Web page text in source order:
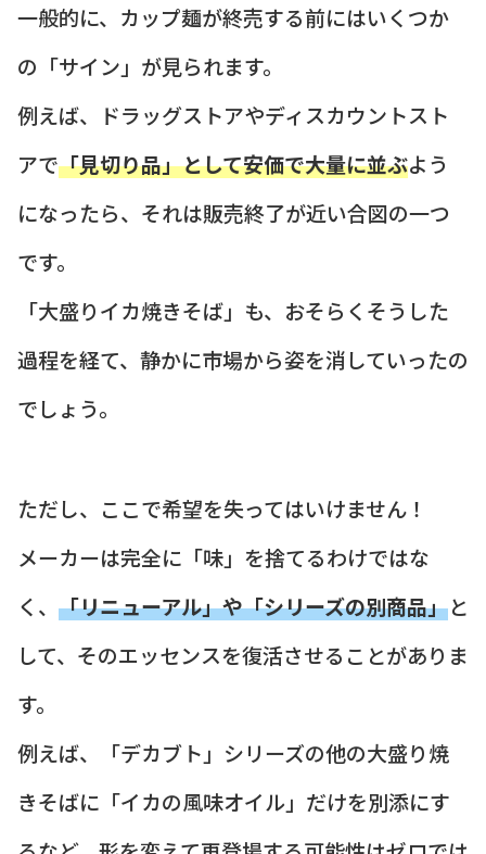
一般的に、カップ麺が終売する前にはいくつか
の「サイン」が見られます。
例えば、ドラッグストアやディスカウントスト
アで「見切り品」として安価で大量に並ぶよう
になったら、それは販売終了が近い合図の一つ
です。
「大盛りイカ焼きそば」も、おそらくそうした
過程を経て、静かに市場から姿を消していったの
でしょう。
ただし、ここで希望を失ってはいけません！
メーカーは完全に「味」を捨てるわけではな
く、 「リニューアル」や「シリーズの別商品」と
して、そのエッセンスを復活させることがありま
す。
例えば、「デカブト」シリーズの他の大盛り焼
きそばに「イカの風味オイル」だけを別添にす